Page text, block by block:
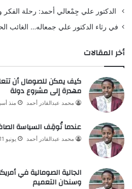
الدكتور علي جِمْعالي أحمد: رحلة الفكر
في رثاء الدكتور علي جمعاله… الغائب
أخر المقالات
كيف يمكن للصومال أن
مهدرة إلى مشروع دولة
محمد عبدالقادر أحمد منذ
عندما تُوقِف السياسة
محمد عبدالقادر أحمد يونيو 11, 2026
الجالية الصومالية في
وسندان التعميم